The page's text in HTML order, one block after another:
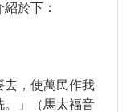
於下：
去，使萬民作我
。」（馬太福音